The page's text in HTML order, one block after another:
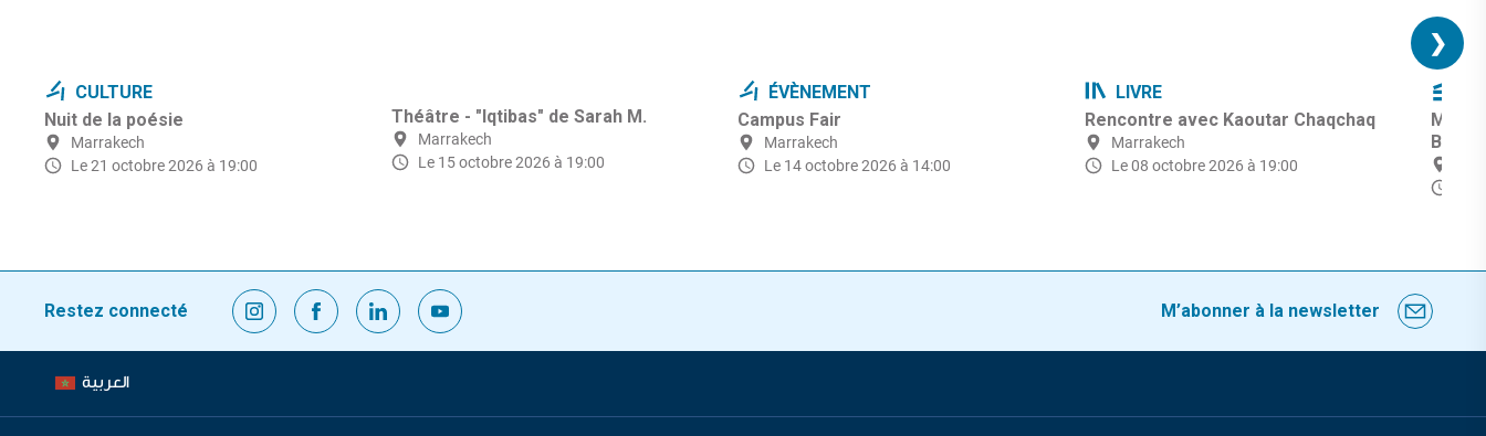
CULTURE
Nuit de la poésie
Marrakech
Le 21 octobre 2026 à 19:00
Théâtre - "Iqtibas" de Sarah M.
Marrakech
Le 15 octobre 2026 à 19:00
ÉVÈNEMENT
Campus Fair
Marrakech
Le 14 octobre 2026 à 14:00
LIVRE
Rencontre avec Kaoutar Chaqchaq
Marrakech
Le 08 octobre 2026 à 19:00
❯
Restez connecté M’abonner à la newsletter
العربية